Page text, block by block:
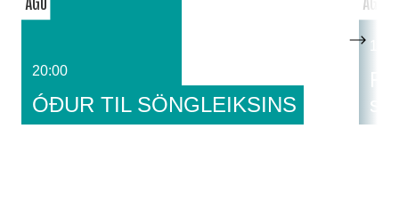
20:00
ÓÐUR TIL SÖNGLEIKSINS